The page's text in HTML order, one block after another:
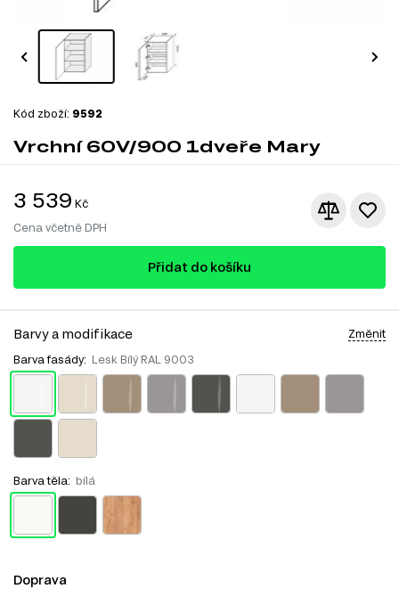
Kód zboží: 9592
Vrchní 60V/900 1dveře Mary
3 539 Kč
Cena včetně DPH
Přidat do košíku
Barvy a modifikace Změnit
Barva fasády: Lesk Bílý RAL 9003
Barva těla: bílá
Doprava